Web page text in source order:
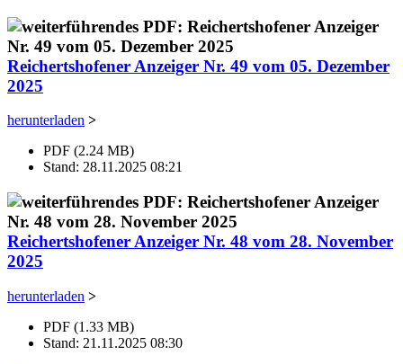
Reichertshofener Anzeiger Nr. 49 vom 05. Dezember
2025
herunterladen >
PDF (2.24 MB)
Stand: 28.11.2025 08:21
Reichertshofener Anzeiger Nr. 48 vom 28. November
2025
herunterladen >
PDF (1.33 MB)
Stand: 21.11.2025 08:30